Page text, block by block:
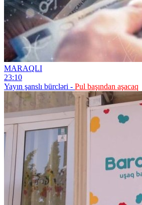
MARAQLI
23:10
Yayın şanslı bürcləri - Pul başından aşacaq